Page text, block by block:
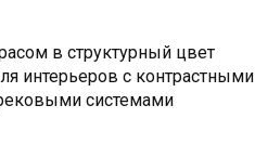
в структурный цвет
интерьеров с контрастными
системами